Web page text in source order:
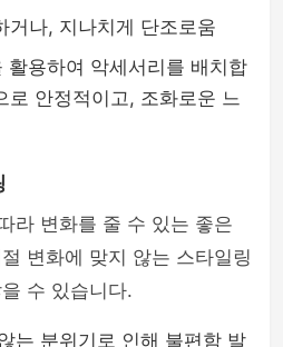
거나, 지나치게 단조로움
활용하여 악세서리를 배치합
로 안정적이고, 조화로운 느
라 변화를 줄 수 있는 좋은
변화에 맞지 않는 스타일링
수 있습니다.
는 분위기로 인해 불편함 발